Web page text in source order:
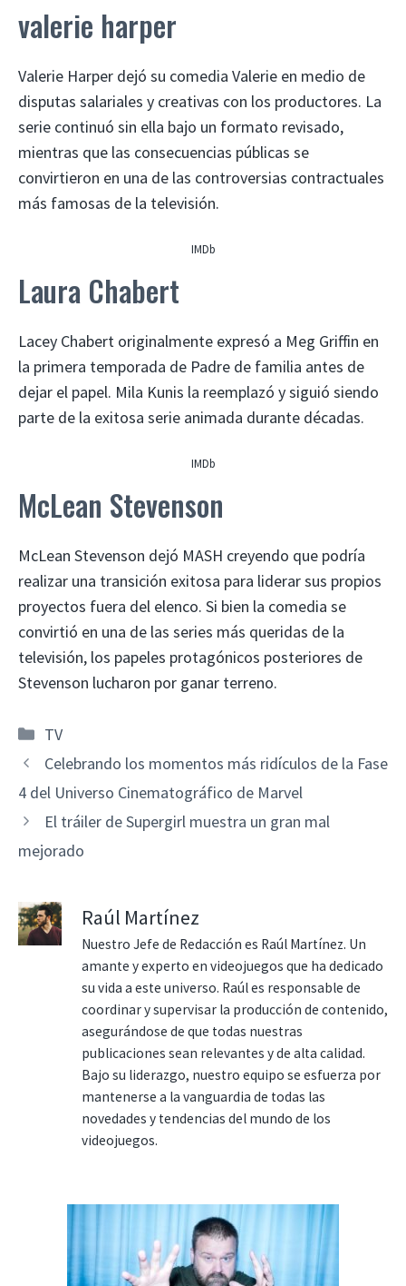
valerie harper
Valerie Harper dejó su comedia Valerie en medio de
disputas salariales y creativas con los productores. La
serie continuó sin ella bajo un formato revisado,
mientras que las consecuencias públicas se
convirtieron en una de las controversias contractuales
más famosas de la televisión.
IMDb
Laura Chabert
Lacey Chabert originalmente expresó a Meg Griffin en
la primera temporada de Padre de familia antes de
dejar el papel. Mila Kunis la reemplazó y siguió siendo
parte de la exitosa serie animada durante décadas.
IMDb
McLean Stevenson
McLean Stevenson dejó MASH creyendo que podría
realizar una transición exitosa para liderar sus propios
proyectos fuera del elenco. Si bien la comedia se
convirtió en una de las series más queridas de la
televisión, los papeles protagónicos posteriores de
Stevenson lucharon por ganar terreno.
Categorías
TV
Celebrando los momentos más ridículos de la Fase
4 del Universo Cinematográfico de Marvel
El tráiler de Supergirl muestra un gran mal
mejorado
Raúl Martínez
Nuestro Jefe de Redacción es Raúl Martínez. Un
amante y experto en videojuegos que ha dedicado
su vida a este universo. Raúl es responsable de
coordinar y supervisar la producción de contenido,
asegurándose de que todas nuestras
publicaciones sean relevantes y de alta calidad.
Bajo su liderazgo, nuestro equipo se esfuerza por
mantenerse a la vanguardia de todas las
novedades y tendencias del mundo de los
videojuegos.